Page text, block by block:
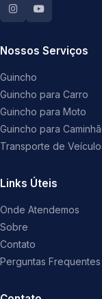
Nossos Serviços
Guincho
Guincho para Carro
Guincho para Moto
Guincho para
Transporte de
Links Úteis
Onde Atendemos
Sobre
Contato
Perguntas Frequentes